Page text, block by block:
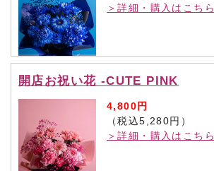
＞詳細・購入はこちら
開店お祝い花 -CUTE PINK
4,800円
（税込5,280円）
＞詳細・購入はこちら